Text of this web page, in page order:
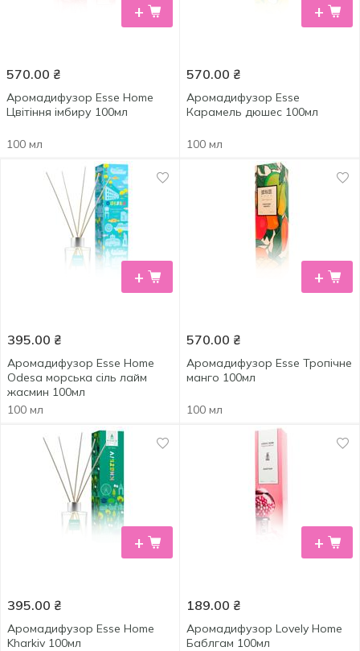
+
570.00 ₴
Аромадифузор Esse Home
Цвітіння імбиру 100мл
100 мл
+
570.00 ₴
Аромадифузор Esse
Карамель дюшес 100мл
100 мл
+
395.00 ₴
Аромадифузор Esse Home
Odesa морська сіль лайм
жасмин 100мл
100 мл
+
570.00 ₴
Аромадифузор Esse Тропічне
манго 100мл
100 мл
+
395.00 ₴
Аромадифузор Esse Home
Kharkiv 100мл
+
189.00 ₴
Аромадифузор Lovely Home
Баблгам 100мл